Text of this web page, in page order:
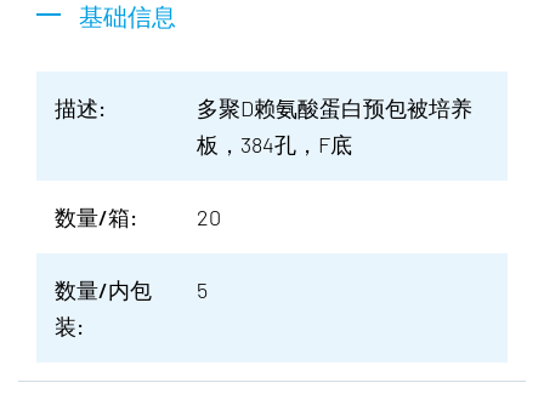
基础信息
描述:
多聚D赖氨酸蛋白预包被培养
板，384孔，F底
数量/箱: 20
数量/内包
装:
5